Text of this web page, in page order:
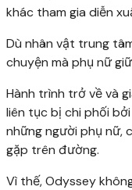
khác tham gia diễn
Dù nhân vật trung
chuyện mà phụ nữ
Hành trình trở về và
liên tục bị chi phối
những người phụ nữ,
gặp trên đường.
Vì thế, Odyssey